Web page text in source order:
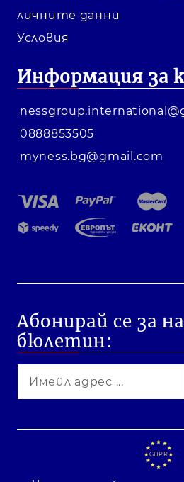
личните данни
Условия
Информация за
0888853505
myness.bg@gmail.com
Абонирай се за
бюлетин:
GDPR